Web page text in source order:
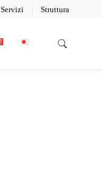
Servizi Struttura